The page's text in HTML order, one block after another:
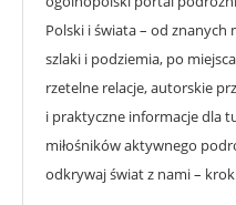
Polski i świata – od
szlaki i podziemia, po
rzetelne relacje, autorskie
i praktyczne informacje dla
miłośników aktywnego
odkrywaj świat z nami –